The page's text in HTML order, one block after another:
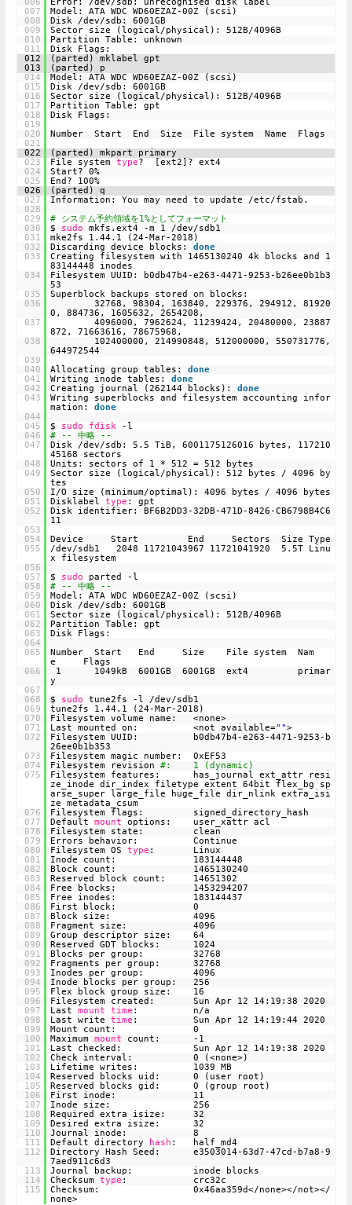
007
Model: ATA WDC WD60EZAZ-00Z (scsi)
008
Disk /dev/sdb: 6001GB
009
Sector size (logical/physical): 512B/4096B
010
Partition Table: unknown
011
Disk Flags:
012
(parted) mklabel gpt
013
(parted) p
014
Model: ATA WDC WD60EZAZ-00Z (scsi)
015
Disk /dev/sdb: 6001GB
016
Sector size (logical/physical): 512B/4096B
017
Partition Table: gpt
018
Disk Flags:
019
020
Number Start End Size File system Name Flags
021
022
(parted) mkpart primary
023
File systemtype? [ext2]? ext4
024
Start? 0%
025
End? 100%
026
(parted) q
027
Information: You may need to update /etc/fstab.
028
029
# システム予約領域を1%としてフォーマット
030
$ sudo
mkfs.ext4 -m 1 /dev/sdb1
031
mke2fs 1.44.1 (24-Mar-2018)
032
Discarding device blocks:done
033
Creating filesystem with 1465130240 4k blocks and 1
83144448 inodes
034
Filesystem UUID: b0db47b4-e263-4471-9253-b26ee0b1b3
53
035
Superblock backups stored on blocks:
036
32768, 98304, 163840, 229376, 294912, 81920
0, 884736, 1605632, 2654208,
037
4096000, 7962624, 11239424, 20480000, 23887
872, 71663616, 78675968,
038
102400000, 214990848, 512000000, 550731776,
644972544
039
040
Allocating group tables:done
041
Writing inode tables:done
042
Creating journal (262144 blocks):done
043
Writing superblocks and filesystem accounting infor
mation:done
044
045
$ sudo fdisk
-l
046
# -- 中略 --
047
Disk /dev/sdb: 5.5 TiB, 6001175126016 bytes, 117210
45168 sectors
048
Units: sectors of 1 * 512 = 512 bytes
049
Sector size (logical/physical): 512 bytes / 4096 by
tes
050
I/O size (minimum/optimal): 4096 bytes / 4096 bytes
051
Disklabeltype : gpt
052
Disk identifier: BF6B2DD3-32DB-471D-8426-CB6798B4C6
11
053
054
Device Start End Sectors Size Type
055
/dev/sdb1 2048 11721043967 11721041920 5.5T Linu
x filesystem
056
057
$ sudo
parted -l
058
# -- 中略 --
059
Model: ATA WDC WD60EZAZ-00Z (scsi)
060
Disk /dev/sdb: 6001GB
061
Sector size (logical/physical): 512B/4096B
062
Partition Table: gpt
063
Disk Flags:
064
065
Number Start End Size File system Nam
e Flags
066
1 1049kB 6001GB 6001GB ext4 primar
y
067
068
$ sudo
tune2fs -l /dev/sdb1
069
tune2fs 1.44.1 (24-Mar-2018)
070
Filesystem volume name: <none>
071
Last mounted on: <not available="">
072
Filesystem UUID: b0db47b4-e263-4471-9253-b
26ee0b1b353
073
Filesystem magic number: 0xEF53
074
Filesystem revision#: 1 (dynamic)
075
Filesystem features: has_journal ext_attr resi
ze_inode dir_index filetype extent 64bit flex_bg sp
arse_super large_file huge_file dir_nlink extra_isi
ze metadata_csum
076
Filesystem flags: signed_directory_hash
077
Defaultmount
options: user_xattr acl
078
Filesystem state: clean
079
Errors behavior: Continue
080
Filesystem OStype : Linux
081
Inode count: 183144448
082
Block count: 1465130240
083
Reserved block count: 14651302
084
Free blocks: 1453294207
085
Free inodes: 183144437
086
First block: 0
087
Block size: 4096
088
Fragment size: 4096
089
Group descriptor size: 64
090
Reserved GDT blocks: 1024
091
Blocks per group: 32768
092
Fragments per group: 32768
093
Inodes per group: 4096
094
Inode blocks per group: 256
095
Flex block group size: 16
096
Filesystem created: Sun Apr 12 14:19:38 2020
097
Lastmount time : n/a
098
Last writetime : Sun Apr 12 14:19:44 2020
099
Mount count: 0
100
Maximummount
count: -1
101
Last checked: Sun Apr 12 14:19:38 2020
102
Check interval: 0 (<none>)
103
Lifetime writes: 1039 MB
104
Reserved blocks uid: 0 (user root)
105
Reserved blocks gid: 0 (group root)
106
First inode: 11
107
Inode size: 256
108
Required extra isize: 32
109
Desired extra isize: 32
110
Journal inode: 8
111
Default directory hash : half_md4
112
Directory Hash Seed: e3503014-63d7-47cd-b7a8-9
7aed911c6d3
113
Journal backup: inode blocks
114
Checksumtype : crc32c
115
Checksum: 0x46aa359d</none></not></
none>